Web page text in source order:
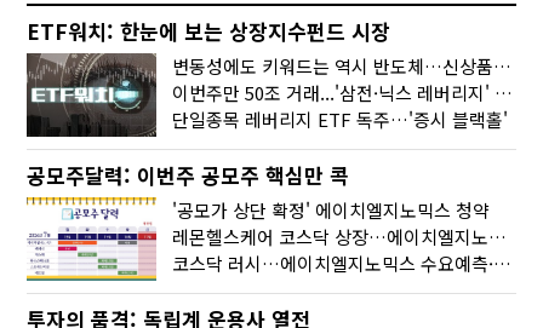
ETF워치: 한눈에 보는 상장지수펀드 시장
변동성에도 키워드는 역시 반도체…신상품은 우주·방산
이번주만 50조 거래...'삼전·닉스 레버리지' 수익률은 -30%
단일종목 레버리지 ETF 독주…'증시 블랙홀'
공모주달력: 이번주 공모주 핵심만 콕
'공모가 상단 확정' 에이치엘지노믹스 청약
레몬헬스케어 코스닥 상장…에이치엘지노믹스 수요예측
코스닥 러시…에이치엘지노믹스 수요예측·레메디 청약
투자의 품격: 독립계 운용사 열전